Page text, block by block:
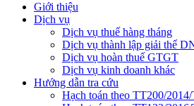
Giới thiệu
Dịch vụ
Dịch vụ thuế hàng tháng
Dịch vụ thành lập giải thể
Dịch vụ hoàn thuế GTGT
Dịch vụ kinh doanh khác
Hướng dẫn tra cứu
Hạch toán theo TT200/